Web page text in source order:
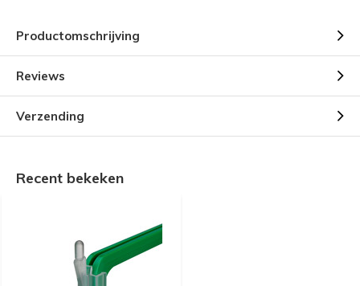
Productomschrijving
Reviews
Verzending
Recent bekeken